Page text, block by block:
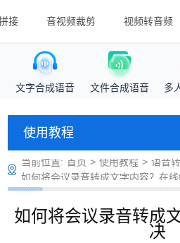
接 音视频裁剪 视频转音频
文字合成语音 文件合成语音 多
使用教程
当前位置: 首页 > 使用教程 > 语音
如何将会议录音转成文字内容？在
如何将会议录音转成
决